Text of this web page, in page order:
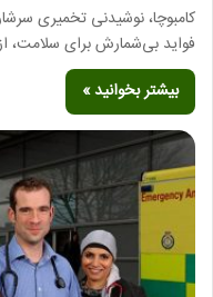
کامبوچا، نوشیدنی تخمیری
فواید بی‌شمارش برای سلامت،
بیشتر بخوانید »